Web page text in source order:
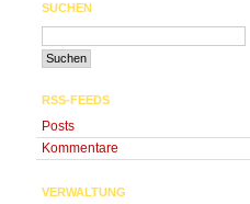
SUCHEN
RSS-FEEDS
Posts
Kommentare
VERWALTUNG